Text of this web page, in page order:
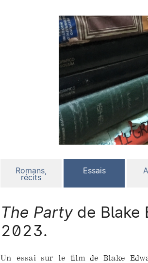
Romans,
récits
Essais
The Party de Blake
2023.
Un essai sur le film de Blake